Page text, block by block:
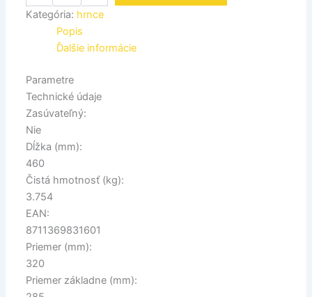
Kategória: hrnce
Popis
Ďalšie informácie
Parametre
Technické údaje
Zasúvateľný:
Nie
Dĺžka (mm):
460
Čistá hmotnosť (kg):
3.754
EAN:
8711369831601
Priemer (mm):
320
Priemer základne (mm):